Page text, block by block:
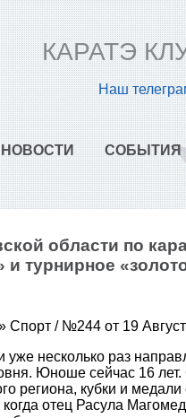
КАРАТЭ
Наш
НОВОСТИ СОБЫТИЯ
области по
турнирное
/ №244 от 19
уже несколько раз
Юноше сейчас 16
региона, кубки и
отец Расула